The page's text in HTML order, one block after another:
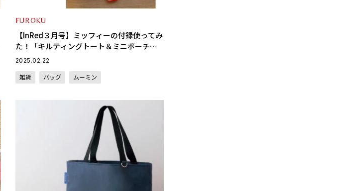
FUROKU
【InRed３月号】ミッフィーの付録使ってみ
た！「キルティングトート＆ミニポーチセ
ット」と「缶ケース付きお助け６点セッ
2025.02.22
雑貨 バッグ ムーミン